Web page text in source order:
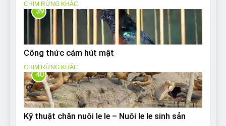
CHIM RỪNG KHÁC
39
Công thức cám hút mật
CHIM RỪNG KHÁC
40
Kỹ thuật chăn nuôi le le – Nuôi le le sinh sản